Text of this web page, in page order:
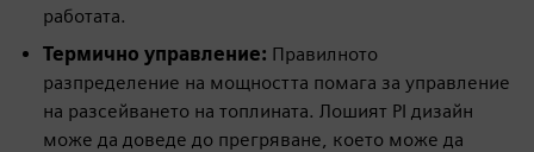
работата.
Термично управление: Правилното
разпределение на мощността помага за управление
на разсейването на топлината. Лошият PI дизайн
може да доведе до прегряване, което може да